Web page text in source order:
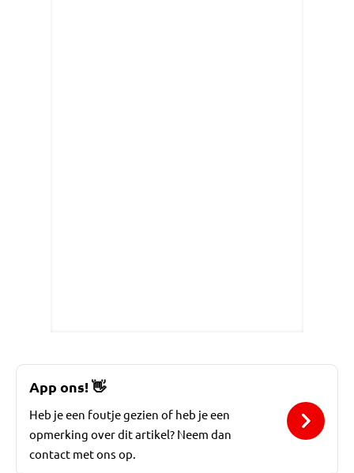
App ons!👋
Heb je een foutje gezien of heb je een
opmerking over dit artikel? Neem dan
contact met ons op.